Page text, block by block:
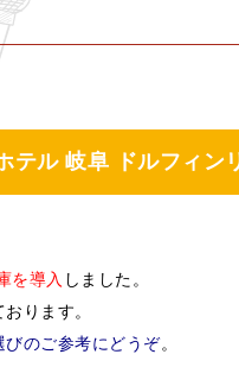
ル 岐阜 ドルフィン
を導入 しました。
ります。
のご参考にどうぞ。